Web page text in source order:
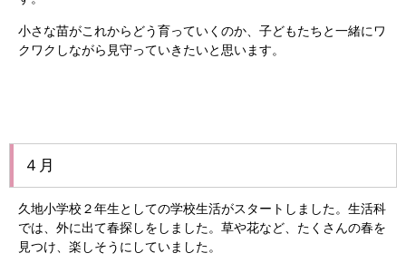
小さな苗がこれからどう育っていくのか、子どもたちと一緒にワ
クワクしながら見守っていきたいと思います。
４月
久地小学校２年生としての学校生活がスタートしました。生活科
では、外に出て春探しをしました。草や花など、たくさんの春を
見つけ、楽しそうにしていました。